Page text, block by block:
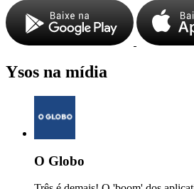
Ysos na mídia
O Globo